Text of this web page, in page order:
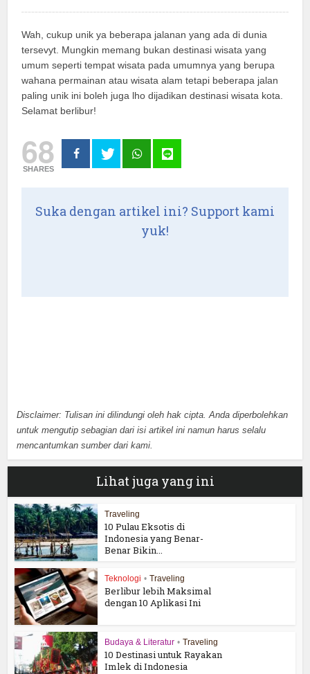
Wah, cukup unik ya beberapa jalanan yang ada di dunia
tersevyt. Mungkin memang bukan destinasi wisata yang
umum seperti tempat wisata pada umumnya yang berupa
wahana permainan atau wisata alam tetapi beberapa jalan
paling unik ini boleh juga lho dijadikan destinasi wisata kota.
Selamat berlibur!
68
SHARES
Suka dengan artikel ini? Support kami
yuk!
Disclaimer: Tulisan ini dilindungi oleh hak cipta. Anda diperbolehkan
untuk mengutip sebagian dari isi artikel ini namun harus selalu
mencantumkan sumber dari kami.
Lihat juga yang ini
Traveling
10 Pulau Eksotis di
Indonesia yang Benar-
Benar Bikin...
Teknologi • Traveling
Berlibur lebih Maksimal
dengan 10 Aplikasi Ini
Budaya & Literatur • Traveling
10 Destinasi untuk Rayakan
Imlek di Indonesia